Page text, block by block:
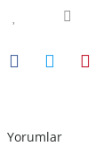
Yorumlar